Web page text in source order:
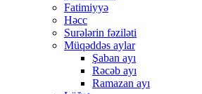
Fatimiyyə
Həcc
Surələrin fəziləti
Müqəddəs aylar
Şaban ayı
Rəcəb ayı
Ramazan ayı